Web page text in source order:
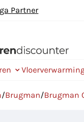
Partner
/Brugman/Brugman